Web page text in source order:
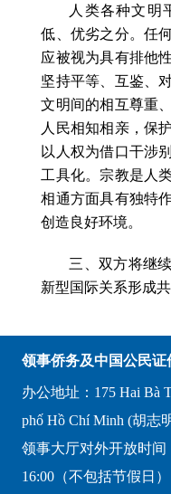
人类各种文明
低、优劣之分。任
应被视为具有排他
坚持平等、互鉴、
文明间的相互尊重
人民相知相亲，保
以人权为借口干涉
工具化。宗教是人
相通方面具有独特
创造良好环境。
三、双方将继
新型国际关系形成共
领事侨务及中国公民证
办公地址：175 Hai Bà
phố Hồ Chí Minh (胡志
领事大厅对外开放时间
16:00（不包括节假日）